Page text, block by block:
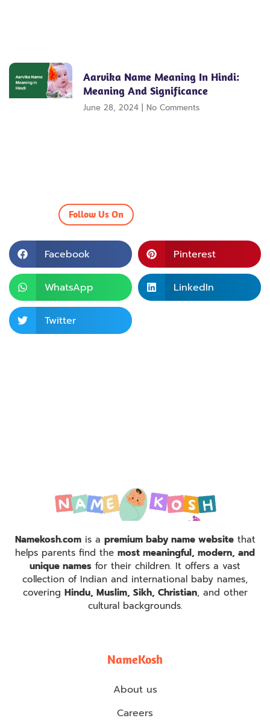
Aarvika Name Meaning In Hindi:
Meaning And Significance
June 28, 2024 No Comments
Follow Us On
Facebook Pinterest
WhatsApp LinkedIn
Twitter
Namekosh.comis a premium baby name websitethat
helps parents find the most meaningful, modern, and
unique names for their children. It offers a vast
collection of Indian and international baby names,
covering Hindu, Muslim, Sikh, Christian, and other
cultural backgrounds.
NameKosh
About us
Careers